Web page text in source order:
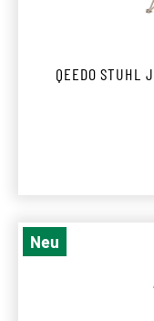
QEEDO STUHL
Neu